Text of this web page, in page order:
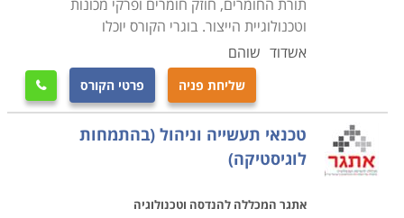
תורת החומרים, חוזק חומרים ופרקי מכונות
וטכנולוגיית הייצור. בוגרי הקורס יוכלו
אשדוד שוהם
שליחת פניה פרטי הקורס 
טכנאי תעשייה וניהול (בהתמחות
לוגיסטיקה)
אתגר המכללה להנדסה וטכנולוגיה